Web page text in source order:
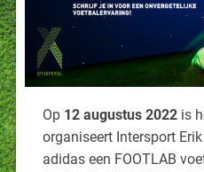
Op 12 augustus 2022is
organiseert Intersport
adidas een FOOTLAB